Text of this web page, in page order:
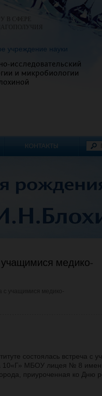
учащимися медико-
состоялась встреча с
10«Г» МБОУ лицея № 8
приуроченная ко Дню
В СФЕРЕ
учреждение науки
исследовательский
и микробиологии
КОНТАКТЫ